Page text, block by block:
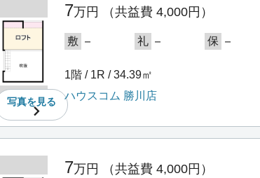
写真を見る
7万円 （共益費 4,000円）
敷 － 礼 － 保 －
1階 / 1R / 34.39㎡
ハウスコム 勝川店
7万円 （共益費 4,000円）